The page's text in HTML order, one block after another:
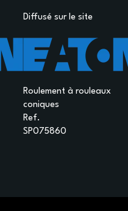
Diffusé sur le site
Roulement à rouleaux
coniques
Ref.
SP075860